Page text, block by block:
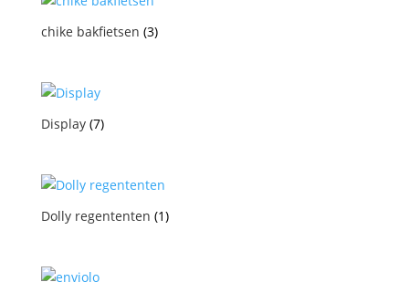
chike bakfietsen (3)
Display (7)
Dolly regententen (1)